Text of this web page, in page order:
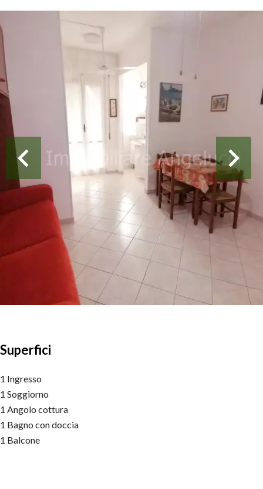
Superfici
1 Ingresso
1 Soggiorno
1 Angolo cottura
1 Bagno con doccia
1 Balcone